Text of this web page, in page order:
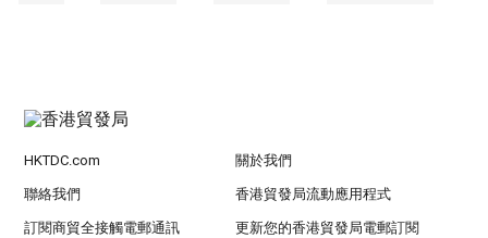
HKTDC.com 關於我們
聯絡我們 香港貿發局流動應用程式
訂閱商貿全接觸電郵通訊 更新您的香港貿發局電郵訂閱